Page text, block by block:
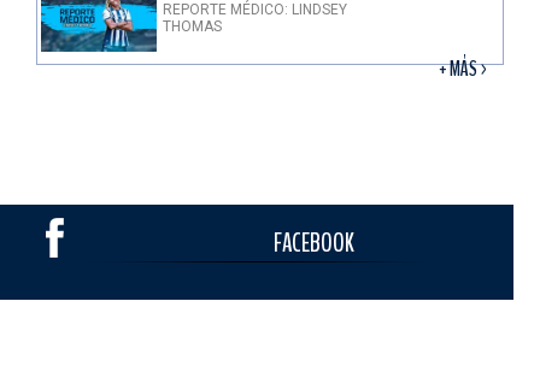
REPORTE MÉDICO: LINDSEY
THOMAS
+ MÁS >
FACEBOOK